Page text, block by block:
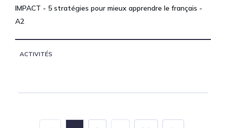
IMPACT - 5 stratégies pour mieux apprendre le français -
A2
ACTIVITÉS